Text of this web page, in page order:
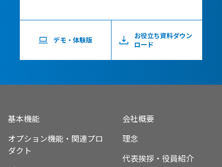
デモ・体験版
お役立ち資料ダウン
ロード
基本機能
オプション機能・関連プロ
ダクト
会社概要
理念
代表挨拶・役員紹介